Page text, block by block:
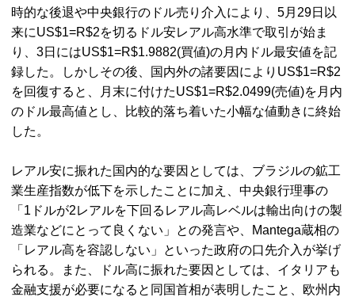
時的な後退や中央銀行のドル売り介入により、5月29日以
来にUS$1=R$2を切るドル安レアル高水準で取引が始ま
り、3日にはUS$1=R$1.9882(買値)の月内ドル最安値を記
録した。しかしその後、国内外の諸要因によりUS$1=R$2
を回復すると、月末に付けたUS$1=R$2.0499(売値)を月内
のドル最高値とし、比較的落ち着いた小幅な値動きに終始
した。
レアル安に振れた国内的な要因としては、ブラジルの鉱工
業生産指数が低下を示したことに加え、中央銀行理事の
「1ドルが2レアルを下回るレアル高レベルは輸出向けの製
造業などにとって良くない」との発言や、Mantega蔵相の
「レアル高を容認しない」といった政府の口先介入が挙げ
られる。また、ドル高に振れた要因としては、イタリアも
金融支援が必要になると同国首相が表明したこと、欧州内